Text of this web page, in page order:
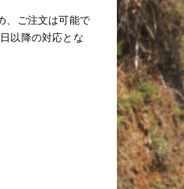
、ご注文は可能で
以降の対応とな